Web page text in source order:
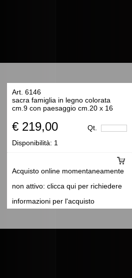
Art. 6146
sacra famiglia in legno colorata
cm.9 con paesaggio cm.20 x 16
€ 219,00 Qt.
Acquisto online momentaneamente
non attivo: clicca qui per richiedere
informazioni per l'acquisto
Disponibilità: 1